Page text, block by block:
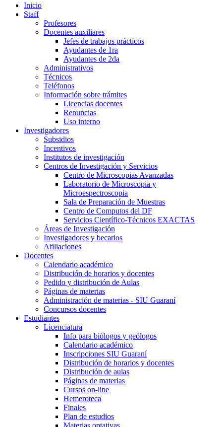
Inicio
Staff
Profesores
Docentes auxiliares
Jefes de trabajos prácticos
Ayudantes de 1ra
Ayudantes de 2da
Administrativos
Técnicos
Teléfonos
Información sobre trámites
Licencias docentes
Renuncias
Uso interno
Investigadores
Subsidios
Incentivos
Institutos de investigación
Centros de Investigación y Servicios
Centro de Microscopias Avanzadas
Laboratorio de Microscopia y
Microespectroscopia
Sala de Preparación de Muestras
Centro de Computos del DF
Servicios Científico-Técnicos EXACTAS
Áreas de Investigación
Investigadores y becarios
Afiliaciones
Docentes
Calendario académico
Distribución de horarios y docentes
Pedido y distribución de Aulas
Páginas de materias
Administración de materias - SIU Guaraní
Concursos docentes
Estudiantes
Licenciatura
Info para biólogos y geólogos
Calendario académico
Inscripciones SIU Guaraní
Distribución de horarios y docentes
Distribución de aulas
Páginas de materias
Cursos on-line
Hemeroteca
Finales
Plan de estudios
Materias optativas